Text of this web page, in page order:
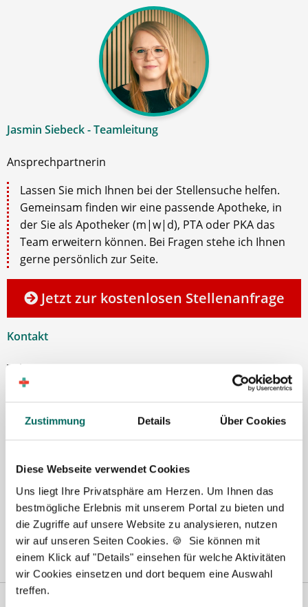
Zustimmung Details Über Cookies
Diese Webseite verwendet Cookies
Uns liegt Ihre Privatsphäre am Herzen. Um Ihnen das
bestmögliche Erlebnis mit unserem Portal zu bieten und
die Zugriffe auf unsere Website zu analysieren, nutzen
wir auf unseren Seiten Cookies. 🍪 Sie können mit
einem Klick auf "Details" einsehen für welche Aktivitäten
wir Cookies einsetzen und dort bequem eine Auswahl
treffen.
Jasmin Siebeck - Teamleitung
Ansprechpartnerin
Lassen Sie mich Ihnen bei der Stellensuche helfen.
Gemeinsam finden wir eine passende Apotheke, in
der Sie als Apotheker (m|w|d), PTA oder PKA das
Team erweitern können. Bei Fragen stehe ich Ihnen
gerne persönlich zur Seite.
Jetzt zur kostenlosen Stellenanfrage
Kontakt
Tel.: +49 (0) 521 / 911 730 37
Fax: +49 (0) 521 / 911 730 31
hallo@deutscher-apotheker-service.de